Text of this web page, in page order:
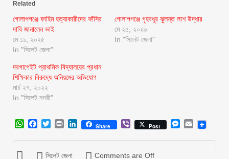
Related
গোলাপগঞ্জে ফাহিম হত্যাকারীদের ফাঁসির
দাবি জানালেন ভাই
মে ১১, ২০২৫
In "সিলেট জেলা"
গোলাপগঞ্জে গৃহবধূর ঝুলন্ত লাশ উদ্ধার
মে ২৫, ২০২৬
In "সিলেট জেলা"
দরগাগেইট প্রাথমিক বিদ্যালয়ের প্রধান
শিক্ষিকার বিরুদ্ধে অনিয়মের অভিযোগ
মার্চ ২৭, ২০২২
In "সিলেট নগরী"
WhatsApp
Facebook
Twitter
Print LinkedIn
Share ViberPost Messenger
Email
সিলেট জেলা Comments are Off